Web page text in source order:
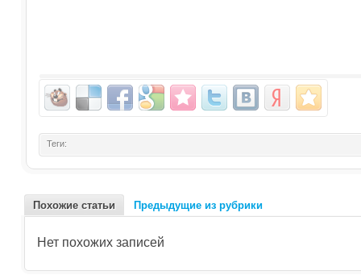
Теги:
Похожие статьи Предыдущие из рубрики
Нет похожих записей